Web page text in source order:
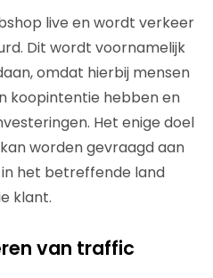
live en wordt verkeer
Dit wordt voornamelijk
omdat hierbij mensen
koopintentie hebben en
Het enige doel
worden gevraagd aan
het betreffende land
klant.
van traffic